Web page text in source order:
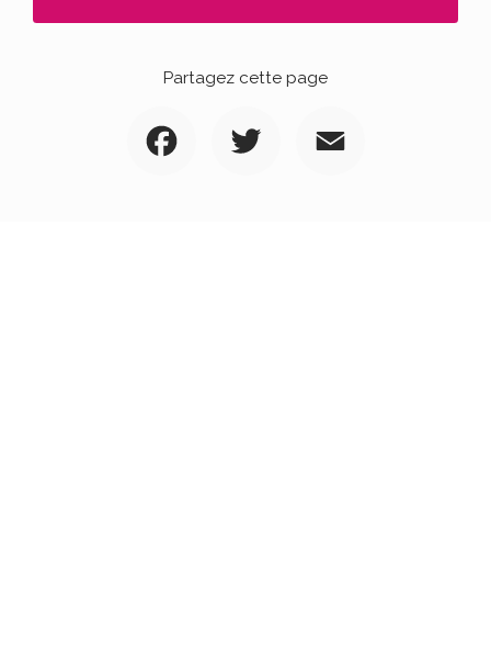
Partagez cette page